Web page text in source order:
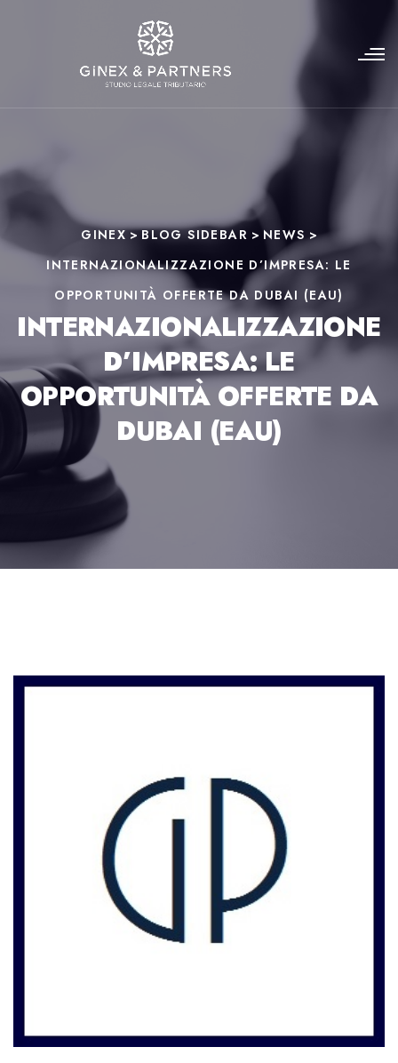
GINEX>BLOG SIDEBAR > NEWS >
INTERNAZIONALIZZAZIONE D’IMPRESA: LE
OPPORTUNITÀ OFFERTE DA DUBAI (EAU)
INTERNAZIONALIZZAZIONE
D’IMPRESA: LE
OPPORTUNITÀ OFFERTE DA
DUBAI (EAU)